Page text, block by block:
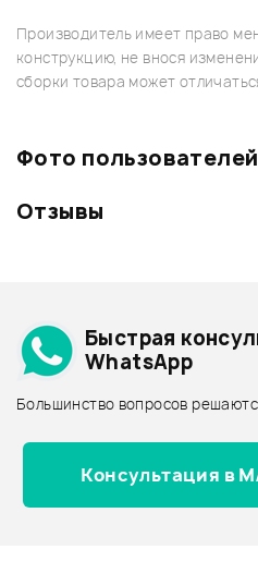
Производитель имеет право
конструкцию, не внося
сборки товара может
Фото пользователей
Загрузите свои фотографии
Отзывы
Архив товаров - дешевле
Архив товаров - дороже
Все товары РОССИЯ
Архив товаров - новинки
Быстрая
WhatsApp
Большинство вопросов
Консультация в